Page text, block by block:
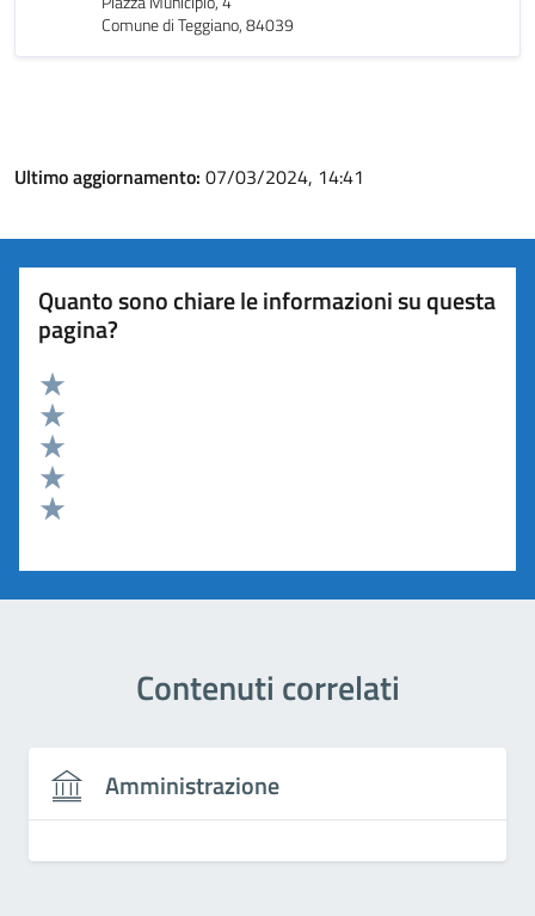
Comune di Teggiano, 84039
Ultimo aggiornamento: 07/03/2024, 14:41
Quanto sono chiare le informazioni su questa
pagina?
Valuta 5 stelle su 5
Valuta 4 stelle su 5
Valuta 3 stelle su 5
Valuta 2 stelle su 5
Contenuti correlati
Amministrazione